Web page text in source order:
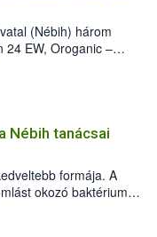
(Nébih) három
24 EW, Oroganic –
szüretet követően,
elleni további
kiszerelésben kiskerti
termesztésben is
Nébih tanácsai
formája. A
okozó baktériumok
sütögetés
szól: legalább